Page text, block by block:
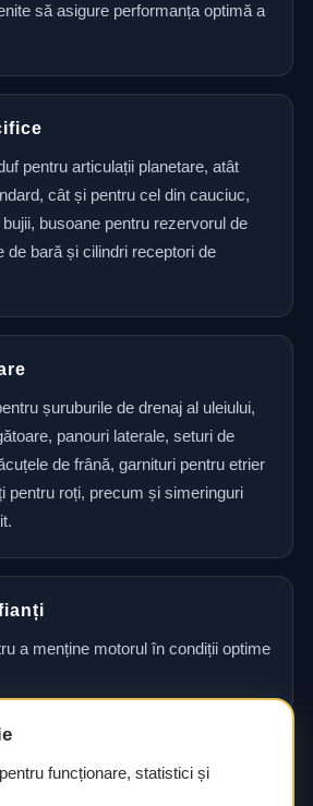
să asigure performanța optimă a
pentru articulații planetare, atât
cât și pentru cel din cauciuc,
busoane pentru rezervorul de
de bară și cilindri receptori de
șuruburile de drenaj al uleiului,
panouri laterale, seturi de
de frână, garnituri pentru etrier
pentru roți, precum și simeringuri
a menține motorul în condiții optime
asistență tehnică
funcționare, statistici și